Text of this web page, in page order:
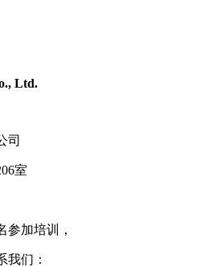
Ltd.
司
室
参加培训，
我们：